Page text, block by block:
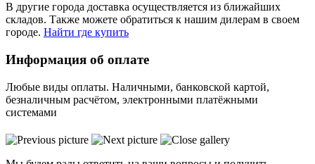
В другие города доставка осуществляется из ближайших
складов. Также можете обратиться к нашим дилерам в своем
городе. Найти где купить
Информация об оплате
Любые виды оплаты. Наличными, банковской картой,
безналичным расчётом, электронными платёжными
системами